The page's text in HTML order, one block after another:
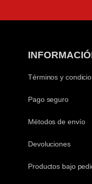
Términos y
Pago seguro
Métodos de envío
Devoluciones
Productos bajo